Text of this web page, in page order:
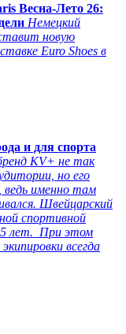
Весна-Лето 26:
Немецкий
новую
Euro Shoes в
и для спорта
KV+ не так
но его
именно там
Швейцарский
спортивной
лет. При этом
всегда